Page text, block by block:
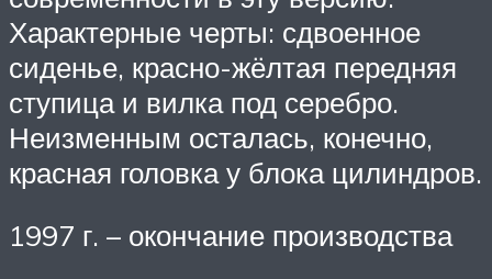
Характерные черты: сдвоенное
сиденье, красно-жёлтая передняя
ступица и вилка под серебро.
Неизменным осталась, конечно,
красная головка у блока цилиндров.
1997 г. – окончание производства